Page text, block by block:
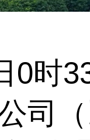
33
司